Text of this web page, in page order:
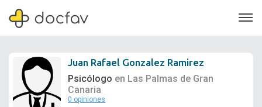
Juan Rafael Gonzalez Ramirez
Psicólogo en Las Palmas de Gran
Canaria
0 opiniones